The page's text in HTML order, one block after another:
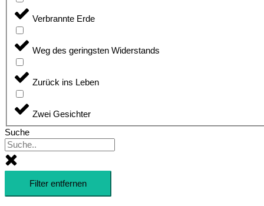
Verbrannte Erde
Weg des geringsten Widerstands
Zurück ins Leben
Zwei Gesichter
Suche
Filter entfernen